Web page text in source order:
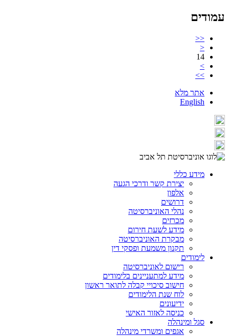
עמודים
<<
<
14
>
>>
אתר מלא
English
מידע כללי
יצירת קשר ודרכי הגעה
אלפון
דרושים
נהלי האוניברסיטה
מכרזים
מידע לשעת חירום
מבקרת האוניברסיטה
תקנון משמעת ופסקי דין
לימודים
רישום לאוניברסיטה
מידע למתעניינים בלימודים
חישוב סיכויי קבלה לתואר ראשון
לוח שנת הלימודים
ידיעונים
כניסה לאזור האישי
סגל ומינהלה
אגפים ומשרדי מינהלה